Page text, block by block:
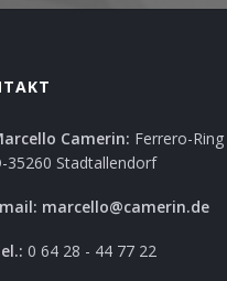
Camerin: Ferrero-
35260 Stadtallendorf
marcello@camerin.de
0 64 28 - 44 77 22